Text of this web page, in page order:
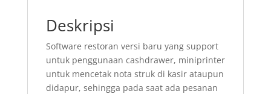
Deskripsi
Software restoran versi baru yang support
untuk penggunaan cashdrawer, miniprinter
untuk mencetak nota struk di kasir ataupun
didapur, sehingga pada saat ada pesanan